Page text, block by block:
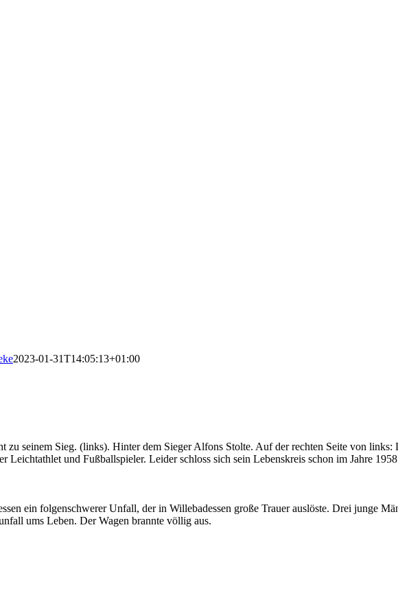
2023-01-31T14:05:13+01:00
zu seinem Sieg. (links). Hinter dem Sieger Alfons Stolte. Auf der rechten Seite von
und Fußballspieler. Leider schloss sich sein Lebenskreis schon im Jahre
ein folgenschwerer Unfall, der in Willebadessen große Trauer auslöste. Drei junge
ums Leben. Der Wagen brannte völlig aus.